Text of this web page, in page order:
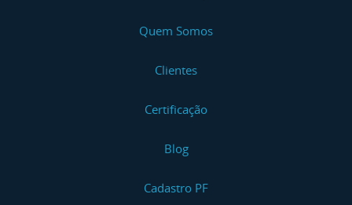
Quem Somos
Clientes
Certificação
Blog
Cadastro PF